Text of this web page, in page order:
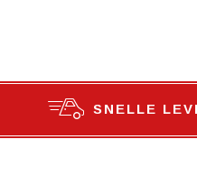
SNELLE